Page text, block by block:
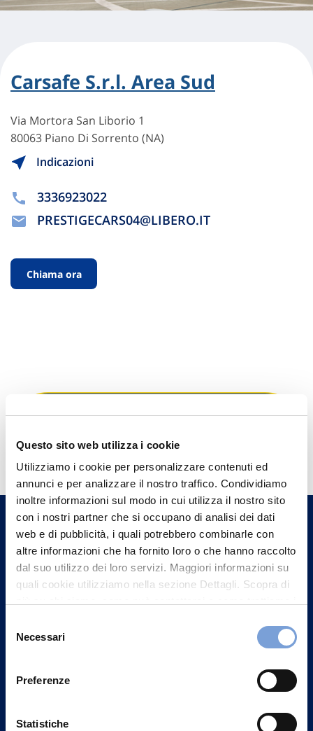
Questo sito web utilizza i cookie
Utilizziamo i cookie per personalizzare contenuti ed
annunci e per analizzare il nostro traffico. Condividiamo
inoltre informazioni sul modo in cui utilizza il nostro sito
con i nostri partner che si occupano di analisi dei dati
web e di pubblicità, i quali potrebbero combinarle con
altre informazioni che ha fornito loro o che hanno raccolto
dal suo utilizzo dei loro servizi. Maggiori informazioni su
quali cookie utilizziamo nella sezione Dettagli. Scopra di
può trovare nel footer del sito nella sezione "Informativa
delNecessari
Preferenze
Statistiche
Carsafe S.r.l. Area Sud
Via Mortora San Liborio 1
80063 Piano Di Sorrento (NA)
Indicazioni
3336923022
PRESTIGECARS04@LIBERO.IT
Chiama ora
Hai bisogno di
informazioni?
Trova l'Agenzia più vicina a te e parla con
un nostro Agente.
Contattaci